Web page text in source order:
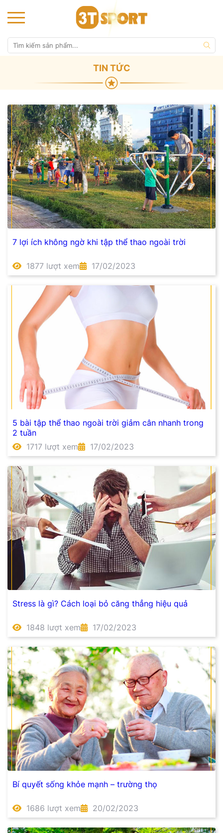
TIN TỨC
7 lợi ích không ngờ khi tập thể thao ngoài trời
1877 lượt xem 17/02/2023
5 bài tập thể thao ngoài trời giảm cân nhanh trong
2 tuần
1717 lượt xem
17/02/2023
Stress là gì? Cách loại bỏ căng thẳng hiệu quả
1848 lượt xem 17/02/2023
Bí quyết sống khỏe mạnh – trường thọ
1686 lượt xem 20/02/2023